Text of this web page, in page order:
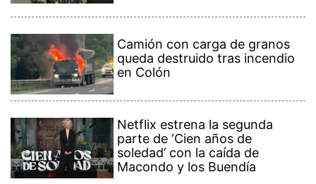
Camión con carga de granos
queda destruido tras incendio
en Colón
Netflix estrena la segunda
parte de ‘Cien años de
soledad’ con la caída de
Macondo y los Buendía